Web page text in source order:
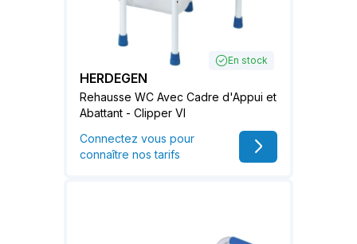
En stock
HERDEGEN
Rehausse WC Avec Cadre d'Appui et
Abattant - Clipper VI
Connectez vous pour
connaître nos tarifs